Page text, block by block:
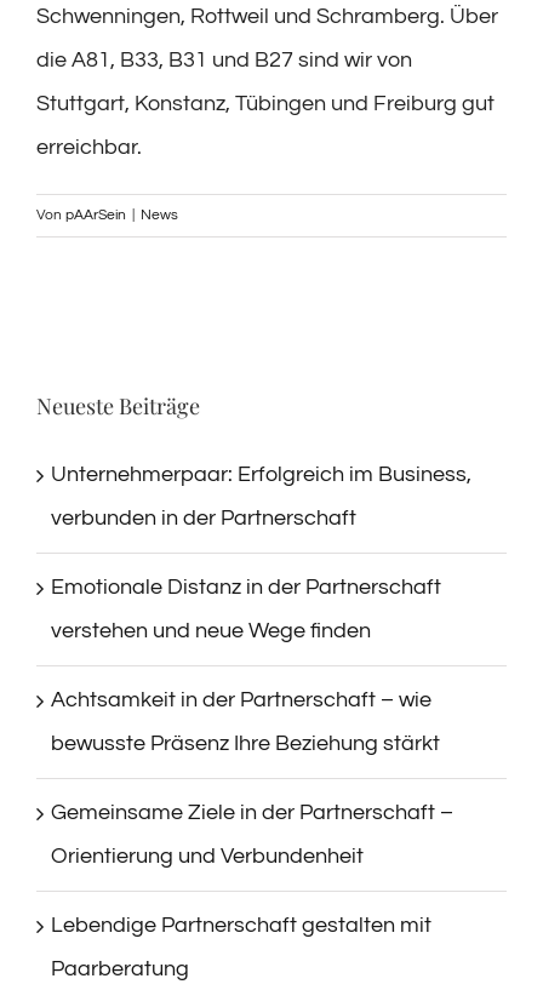
Schwenningen, Rottweil und Schramberg. Über
die A81, B33, B31 und B27 sind wir von
Stuttgart, Konstanz, Tübingen und Freiburg gut
erreichbar.
Von pAArSein News
Neueste Beiträge
Unternehmerpaar: Erfolgreich im Business,
verbunden in der Partnerschaft
Emotionale Distanz in der Partnerschaft
verstehen und neue Wege finden
Achtsamkeit in der Partnerschaft – wie
bewusste Präsenz Ihre Beziehung stärkt
Gemeinsame Ziele in der Partnerschaft –
Orientierung und Verbundenheit
Lebendige Partnerschaft gestalten mit
Paarberatung